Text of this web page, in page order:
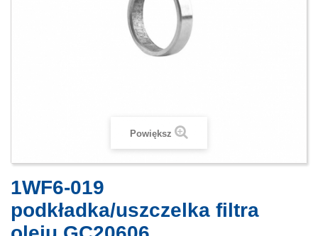
Powiększ
1WF6-019
podkładka/uszczelka filtra